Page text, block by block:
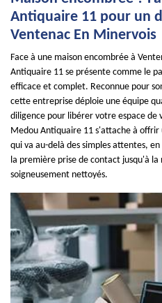
Antiquaire 11 pour un
Ventenac En Minervois
Face à une maison encombrée à
Antiquaire 11 se présente comme le
efficace et complet. Reconnue pour
cette entreprise déploie une équipe
diligence pour libérer votre espace
Medou Antiquaire 11 s'attache à offrir
qui va au-delà des simples attentes,
la première prise de contact jusqu'à la
soigneusement nettoyés.